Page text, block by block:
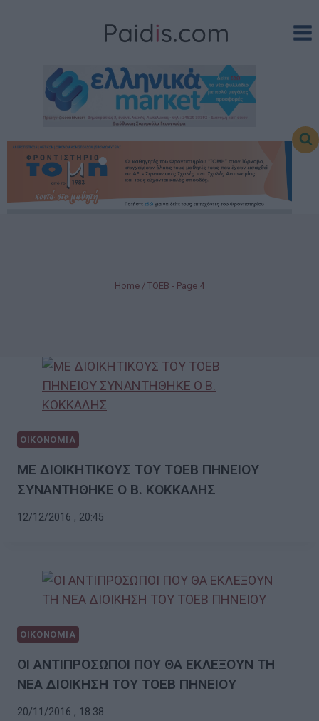
Home / ΤΟΕΒ - Page 4
ΟΙΚΟΝΟΜΙΑ
ΜΕ ΔΙΟΙΚΗΤΙΚΟΥΣ ΤΟΥ ΤΟΕΒ ΠΗΝΕΙΟΥ
ΣΥΝΑΝΤΗΘΗΚΕ Ο Β. ΚΟΚΚΑΛΗΣ
12/12/2016 , 20:45
ΟΙΚΟΝΟΜΙΑ
ΟΙ ΑΝΤΙΠΡΟΣΩΠΟΙ ΠΟΥ ΘΑ ΕΚΛΕΞΟΥΝ ΤΗ
ΝΕΑ ΔΙΟΙΚΗΣΗ ΤΟΥ ΤΟΕΒ ΠΗΝΕΙΟΥ
20/11/2016 , 18:38